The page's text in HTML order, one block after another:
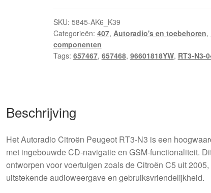
SKU: 5845-AK6_K39
Categorieën: 407, Autoradio's en toebehoren,
componenten
Tags: 657467, 657468, 96601818YW, RT3-N3-
Beschrijving
Het Autoradio Citroën Peugeot RT3-N3 is een
met ingebouwde CD-navigatie en GSM-functionaliteit.
ontworpen voor voertuigen zoals de Citroën C5 uit
uitstekende audioweergave en gebruiksvriendelijkheid.